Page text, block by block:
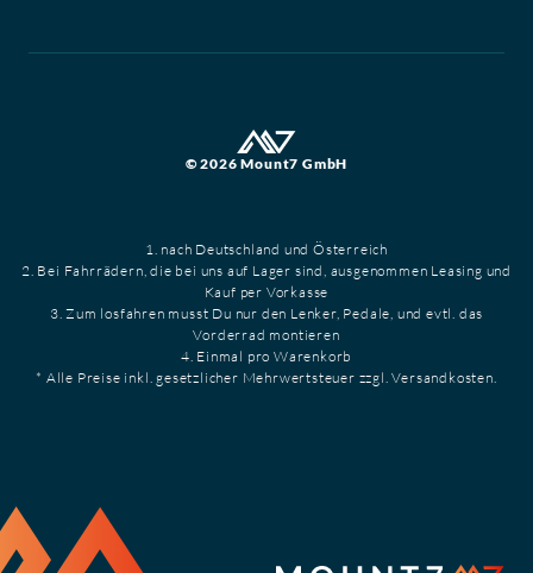
© 2026 Mount7 GmbH
1. nach Deutschland und Österreich
2. Bei Fahrrädern, die bei uns auf Lager sind, ausgenommen Leasing und
Kauf per Vorkasse
3. Zum losfahren musst Du nur den Lenker, Pedale, und evtl. das
Vorderrad montieren
4. Einmal pro Warenkorb
* Alle Preise inkl. gesetzlicher Mehrwertsteuer zzgl. Versandkosten.